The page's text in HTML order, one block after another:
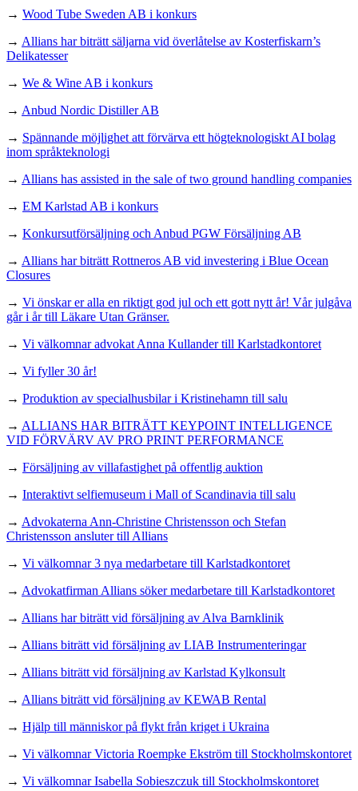
→ Wood Tube Sweden AB i konkurs
→ Allians har biträtt säljarna vid överlåtelse av Kosterfiskarn’s
Delikatesser
→ We & Wine AB i konkurs
→ Anbud Nordic Distiller AB
→ Spännande möjlighet att förvärva ett högteknologiskt AI bolag
inom språkteknologi
→ Allians has assisted in the sale of two ground handling companies
→ EM Karlstad AB i konkurs
→ Konkursutförsäljning och Anbud PGW Försäljning AB
→ Allians har biträtt Rottneros AB vid investering i Blue Ocean
Closures
→ Vi önskar er alla en riktigt god jul och ett gott nytt år! Vår julgåva
går i år till Läkare Utan Gränser.
→ Vi välkomnar advokat Anna Kullander till Karlstadkontoret
→ Vi fyller 30 år!
→ Produktion av specialhusbilar i Kristinehamn till salu
→ ALLIANS HAR BITRÄTT KEYPOINT INTELLIGENCE
VID FÖRVÄRV AV PRO PRINT PERFORMANCE
→ Försäljning av villafastighet på offentlig auktion
→ Interaktivt selfiemuseum i Mall of Scandinavia till salu
→ Advokaterna Ann-Christine Christensson och Stefan
Christensson ansluter till Allians
→ Vi välkomnar 3 nya medarbetare till Karlstadkontoret
→ Advokatfirman Allians söker medarbetare till Karlstadkontoret
→ Allians har biträtt vid försäljning av Alva Barnklinik
→ Allians biträtt vid försäljning av LIAB Instrumenteringar
→ Allians biträtt vid försäljning av Karlstad Kylkonsult
→ Allians biträtt vid försäljning av KEWAB Rental
→ Hjälp till människor på flykt från kriget i Ukraina
→ Vi välkomnar Victoria Roempke Ekström till Stockholmskontoret
→ Vi välkomnar Isabella Sobieszczuk till Stockholmskontoret